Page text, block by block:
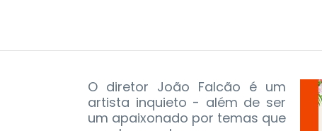
O diretor João Falcão é um
artista inquieto - além de ser
um apaixonado por temas que